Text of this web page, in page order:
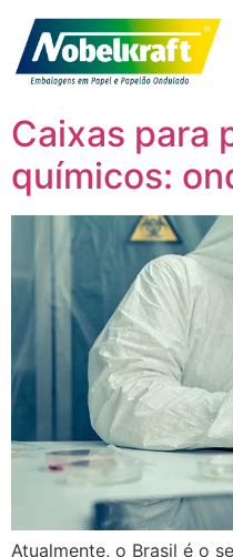
Caixas para
químicos:
Atualmente, o Brasil é o